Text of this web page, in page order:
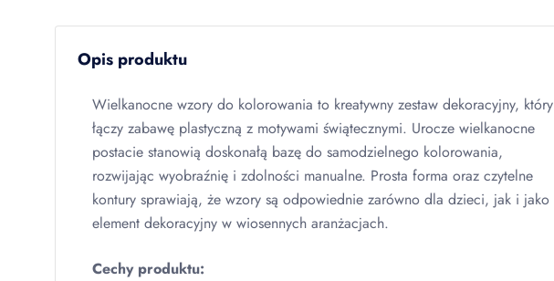
Opis produktu
Wielkanocne wzory do kolorowania to kreatywny zestaw dekoracyjny, który
łączy zabawę plastyczną z motywami świątecznymi. Urocze wielkanocne
postacie stanowią doskonałą bazę do samodzielnego kolorowania,
rozwijając wyobraźnię i zdolności manualne. Prosta forma oraz czytelne
kontury sprawiają, że wzory są odpowiednie zarówno dla dzieci, jak i jako
element dekoracyjny w wiosennych aranżacjach.
Cechy produktu: